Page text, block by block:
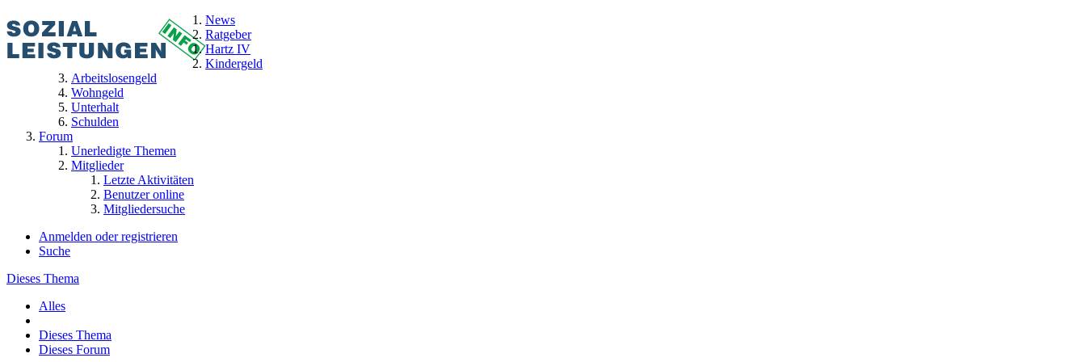
News
Ratgeber
Hartz IV
Kindergeld
Arbeitslosengeld
Wohngeld
Unterhalt
Schulden
Forum
Unerledigte Themen
Mitglieder
Letzte Aktivitäten
Benutzer online
Mitgliedersuche
Anmelden oder registrieren
Suche
Dieses Thema
Alles
Dieses Thema
Dieses Forum